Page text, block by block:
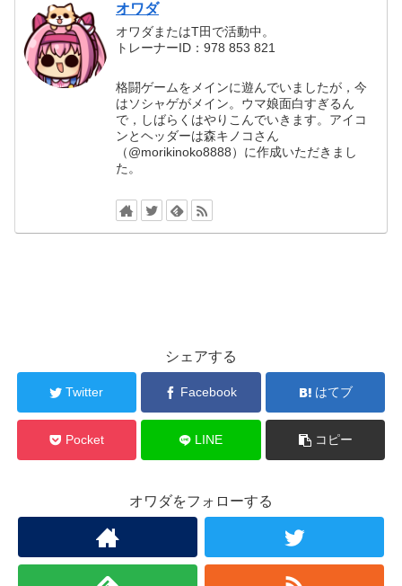
オワダ
オワダまたはT田で活動中。
トレーナーID：978 853 821
格闘ゲームをメインに遊んでいましたが，今
はソシャゲがメイン。ウマ娘面白すぎるん
で，しばらくはやりこんでいきます。アイコ
ンとヘッダーは森キノコさん
（@morikinoko8888）に作成いただきまし
た。
シェアする
Twitter Facebook はてブ
Pocket LINE コピー
オワダをフォローする